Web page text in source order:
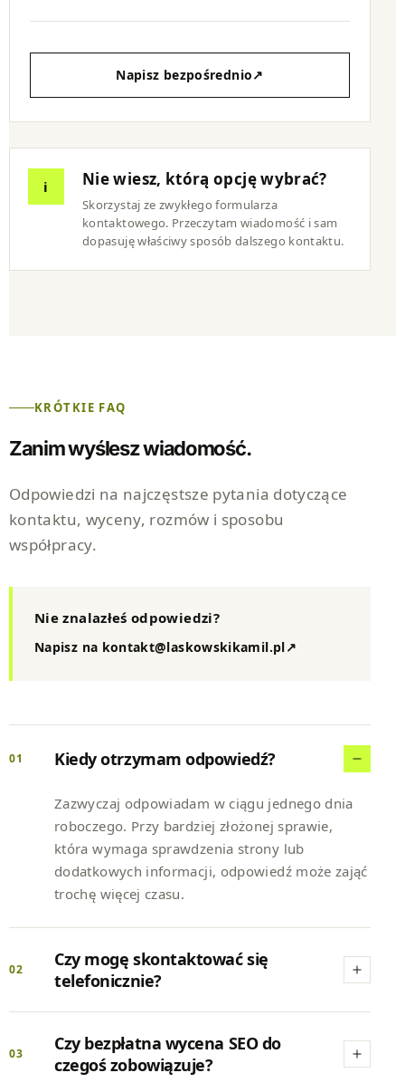
Napisz bezpośrednio↗
i Nie wiesz, którą opcję wybrać?
Skorzystaj ze zwykłego formularza
kontaktowego. Przeczytam wiadomość i sam
dopasuję właściwy sposób dalszego kontaktu.
KRÓTKIE FAQ
Zanim wyślesz wiadomość.
Odpowiedzi na najczęstsze pytania dotyczące
kontaktu, wyceny, rozmów i sposobu
współpracy.
Nie znalazłeś odpowiedzi?
Napisz na kontakt@laskowskikamil.pl↗
01 Kiedy otrzymam odpowiedź?
Zazwyczaj odpowiadam w ciągu jednego dnia
roboczego. Przy bardziej złożonej sprawie,
która wymaga sprawdzenia strony lub
dodatkowych informacji, odpowiedź może zająć
trochę więcej czasu.
02
Czy mogę skontaktować się
telefonicznie?
03
Czy bezpłatna wycena SEO do
czegoś zobowiązuje?